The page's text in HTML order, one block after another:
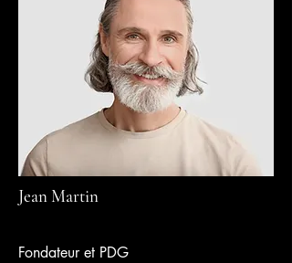
Jean Martin
Fondateur et PDG